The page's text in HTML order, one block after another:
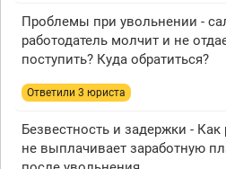
Проблемы при увольнении -
работодатель молчит и не
поступить? Куда обратиться?
Ответили 3 юристa
Безвестность и задержки -
не выплачивает заработную